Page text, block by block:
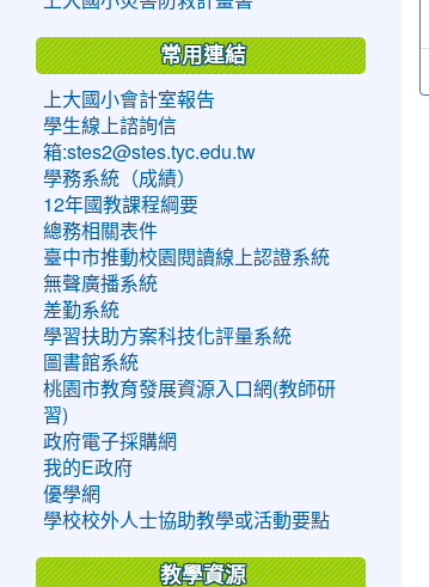
常用連結
上大國小會計室報告
學生線上諮詢信
箱:stes2@stes.tyc.edu.tw
學務系統（成績）
12年國教課程綱要
總務相關表件
臺中市推動校園閱讀線上認證系統
無聲廣播系統
差勤系統
學習扶助方案科技化評量系統
圖書館系統
桃園市教育發展資源入口網(教師研
習)
政府電子採購網
我的E政府
優學網
學校校外人士協助教學或活動要點
教學資源